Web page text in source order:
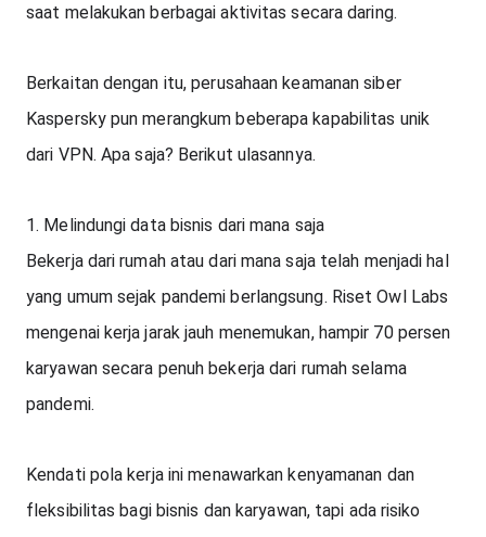
saat melakukan berbagai aktivitas secara daring.
Berkaitan dengan itu, perusahaan keamanan siber
Kaspersky pun merangkum beberapa kapabilitas unik
dari VPN. Apa saja? Berikut ulasannya.
1. Melindungi data bisnis dari mana saja
Bekerja dari rumah atau dari mana saja telah menjadi hal
yang umum sejak pandemi berlangsung. Riset Owl Labs
mengenai kerja jarak jauh menemukan, hampir 70 persen
karyawan secara penuh bekerja dari rumah selama
pandemi.
Kendati pola kerja ini menawarkan kenyamanan dan
fleksibilitas bagi bisnis dan karyawan, tapi ada risiko